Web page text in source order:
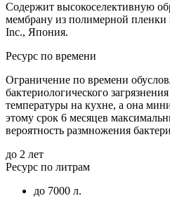
Содержит высокоселективную
мембрану из полимерной пленки
Inc., Япония.
Ресурс по времени
Ограничение по времени
бактериологического
температуры на кухне, а она
этому срок 6 месяцев
вероятность размножения
до 2 лет
Ресурс по литрам
до 7000 л.